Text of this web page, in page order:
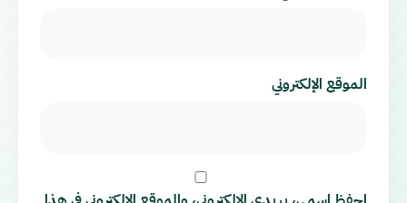
الموقع الإلكتروني